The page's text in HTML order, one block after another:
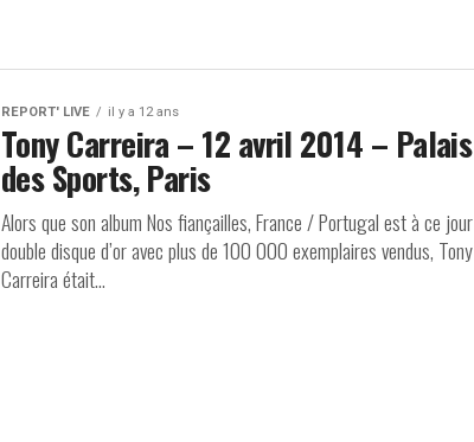
REPORT' LIVE il y a 12 ans
Tony Carreira – 12 avril 2014 – Palais
des Sports, Paris
Alors que son album Nos fiançailles, France / Portugal est à ce jour
double disque d’or avec plus de 100 000 exemplaires vendus, Tony
Carreira était...